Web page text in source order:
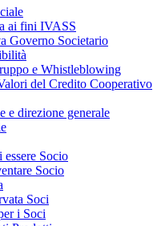
ai fini IVASS
Governo Societario
e Whistleblowing
del Credito Cooperativo
e direzione generale
Socio
Socio
Soci
i Soci